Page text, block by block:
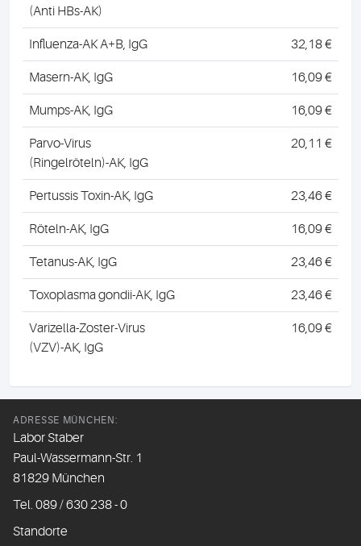
(Anti HBs-AK)
Influenza-AK A+B, IgG 32,18 €
Masern-AK, IgG 16,09 €
Mumps-AK, IgG 16,09 €
Parvo-Virus
(Ringelröteln)-AK, IgG
20,11 €
Pertussis Toxin-AK, IgG 23,46 €
Röteln-AK, IgG 16,09 €
Tetanus-AK, IgG 23,46 €
Toxoplasma gondii-AK, IgG 23,46 €
Varizella-Zoster-Virus
(VZV)-AK, IgG
16,09 €
ADRESSE MÜNCHEN:
Labor Staber
Paul-Wassermann-Str. 1
81829 München
Tel. 089 / 630 238 - 0
Standorte